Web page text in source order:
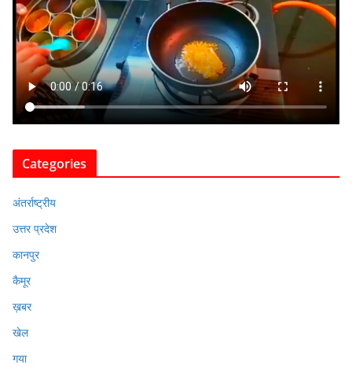
Categories
अंतर्राष्ट्रीय
उत्तर प्रदेश
कानपुर
कैमूर
ख़बर
खेल
गया